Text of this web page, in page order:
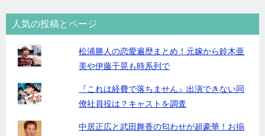
人気の投稿とページ
松浦勝人の恋愛遍歴まとめ！元嫁から鈴木亜
美や伊藤千晃も時系列で
『これは経費で落ちません』出演できない同
僚社員役は？キャストを調査
中居正広と武田舞香の匂わせが超豪華！お揃